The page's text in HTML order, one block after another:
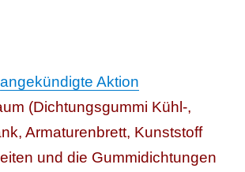
angekündigte Aktion
(Dichtungsgummi Kühl-,
Armaturenbrett, Kunststoff
und die Gummidichtungen